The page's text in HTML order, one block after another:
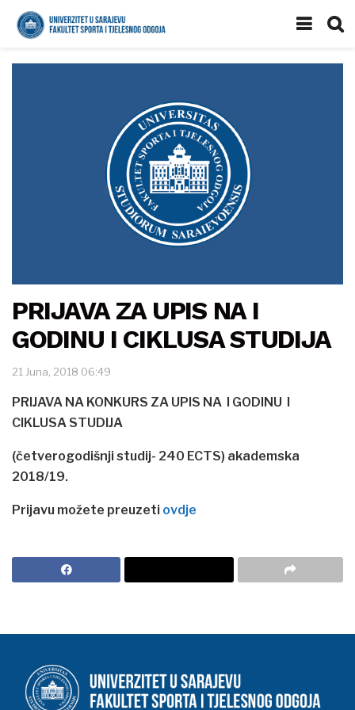
PRIJAVA ZA UPIS NA I
GODINU I CIKLUSA STUDIJA
21 Juna, 2018 06:49
PRIJAVA NA KONKURS ZA UPIS NA I GODINU I
CIKLUSA STUDIJA
(četverogodišnji studij- 240 ECTS) akademska
2018/19.
Prijavu možete preuzeti ovdje